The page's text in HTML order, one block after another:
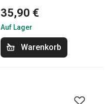
35,90 €
Auf Lager
Warenkorb